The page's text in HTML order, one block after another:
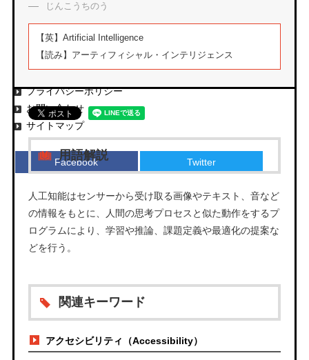
エムタメについて
プライバシーポリシー
お問い合わせ
サイトマップ
Facebook Twitter
じんこうちのう
【英】 Artificial Intelligence
【読み】 アーティフィシャル・インテリジェンス
用語解説
人工知能はセンサーから受け取る画像やテキスト、音など
の情報をもとに、人間の思考プロセスと似た動作をするプ
ログラムにより、学習や推論、課題定義や最適化の提案な
どを行う。
関連キーワード
アクセシビリティ（Accessibility）